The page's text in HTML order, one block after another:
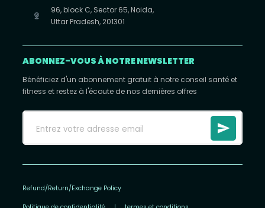
96, block C, Sector 65, Noida,
Uttar Pradesh, 201301
ABONNEZ-VOUS À NOTRE NEWSLETTER
Bénéficiez d'un abonnement gratuit à notre conseil santé et
fitness et restez à l'écoute de nos dernières offres
Refund/Return/Exchange Policy